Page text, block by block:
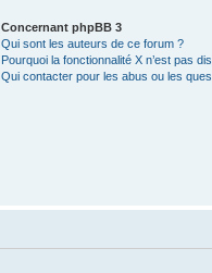
Concernant phpBB 3
Qui sont les auteurs de ce forum ?
Pourquoi la fonctionnalité X n’est pas
Qui contacter pour les abus ou les